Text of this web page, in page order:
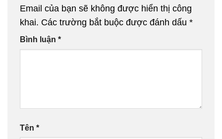
Email của bạn sẽ không được hiển thị công
khai. Các trường bắt buộc được đánh dấu *
Bình luận *
Tên *